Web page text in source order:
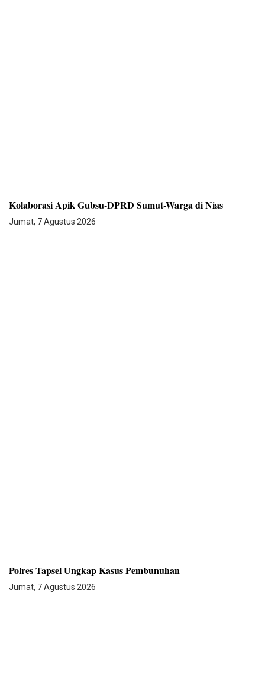
Kolaborasi Apik Gubsu-DPRD Sumut-Warga di Nias
Jumat, 7 Agustus 2026
Polres Tapsel Ungkap Kasus Pembunuhan
Jumat, 7 Agustus 2026